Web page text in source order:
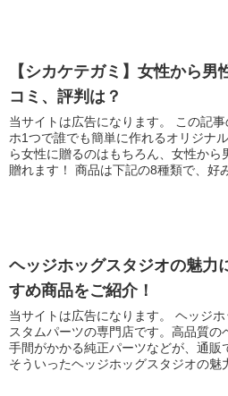
【シカケテガミ】女性から
コミ、評判は？
当サイトは広告になります。 この記
ホ1つで誰でも簡単に作れるオリジナ
ら女性に贈るのはもちろん、女性から
贈れます！ 商品は下記の8種類で、好
ヘッジホッグスタジオの魅力
すめ商品をご紹介！
当サイトは広告になります。 ヘッジ
スタムパーツの専門店です。高品質の
手間がかかる純正パーツなどが、通販
そういったヘッジホッグスタジオの魅